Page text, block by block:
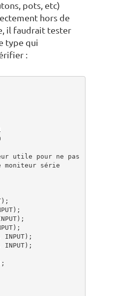
pots, etc)
hors de
il faudrait tester
type qui
:
utile pour ne pas
série